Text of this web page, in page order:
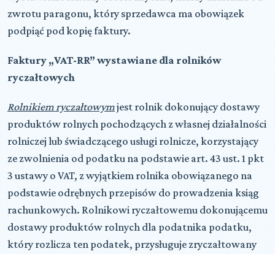
zwrotu paragonu, który sprzedawca ma obowiązek
podpiąć pod kopię faktury.
Faktury „VAT-RR” wystawiane dla rolników
ryczałtowych
Rolnikiem ryczałtowymjest rolnik dokonujący dostawy
produktów rolnych pochodzących z własnej działalności
rolniczej lub świadczącego usługi rolnicze, korzystający
ze zwolnienia od podatku na podstawie art. 43 ust. 1 pkt
3 ustawy o VAT, z wyjątkiem rolnika obowiązanego na
podstawie odrębnych przepisów do prowadzenia ksiąg
rachunkowych. Rolnikowi ryczałtowemu dokonującemu
dostawy produktów rolnych dla podatnika podatku,
który rozlicza ten podatek, przysługuje zryczałtowany